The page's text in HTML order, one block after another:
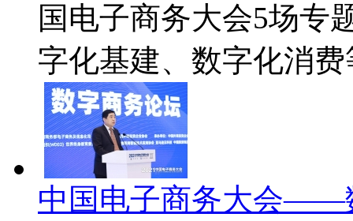
国电子商务大会5场专
字化基建、数字化消费
中国电子商务大会——